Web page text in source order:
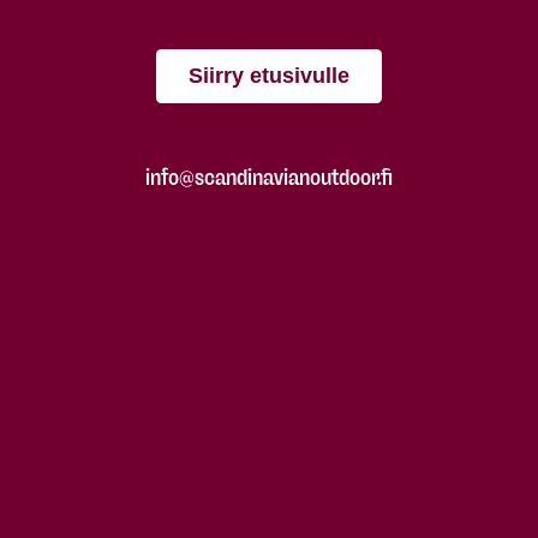
Siirry etusivulle
info@scandinavianoutdoor.fi